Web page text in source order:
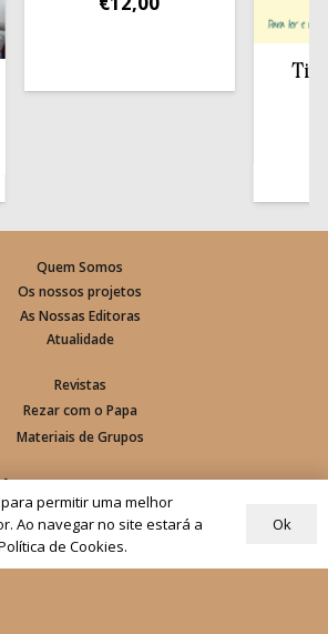
Tirar a
Quem Somos
Os nossos projetos
As Nossas Editoras
Atualidade
Revistas
Rezar com o Papa
Materiais de Grupos
Receber
permitir uma melhor
Ao navegar no site estará a
de Cookies.
Ok